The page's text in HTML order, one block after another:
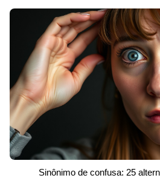
Sinônimo de confusa: 25